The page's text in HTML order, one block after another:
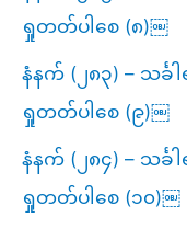
ရှုတတ်ပါစေ (၈)￼
နံနက် (၂၈၃) – သင်္
ရှုတတ်ပါစေ (၉)￼
နံနက် (၂၈၄) – သင်္
ရှုတတ်ပါစေ (၁၀)￼